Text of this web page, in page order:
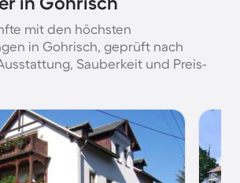
mit den höchsten
in Gohrisch, geprüft nach
Sauberkeit und Preis-